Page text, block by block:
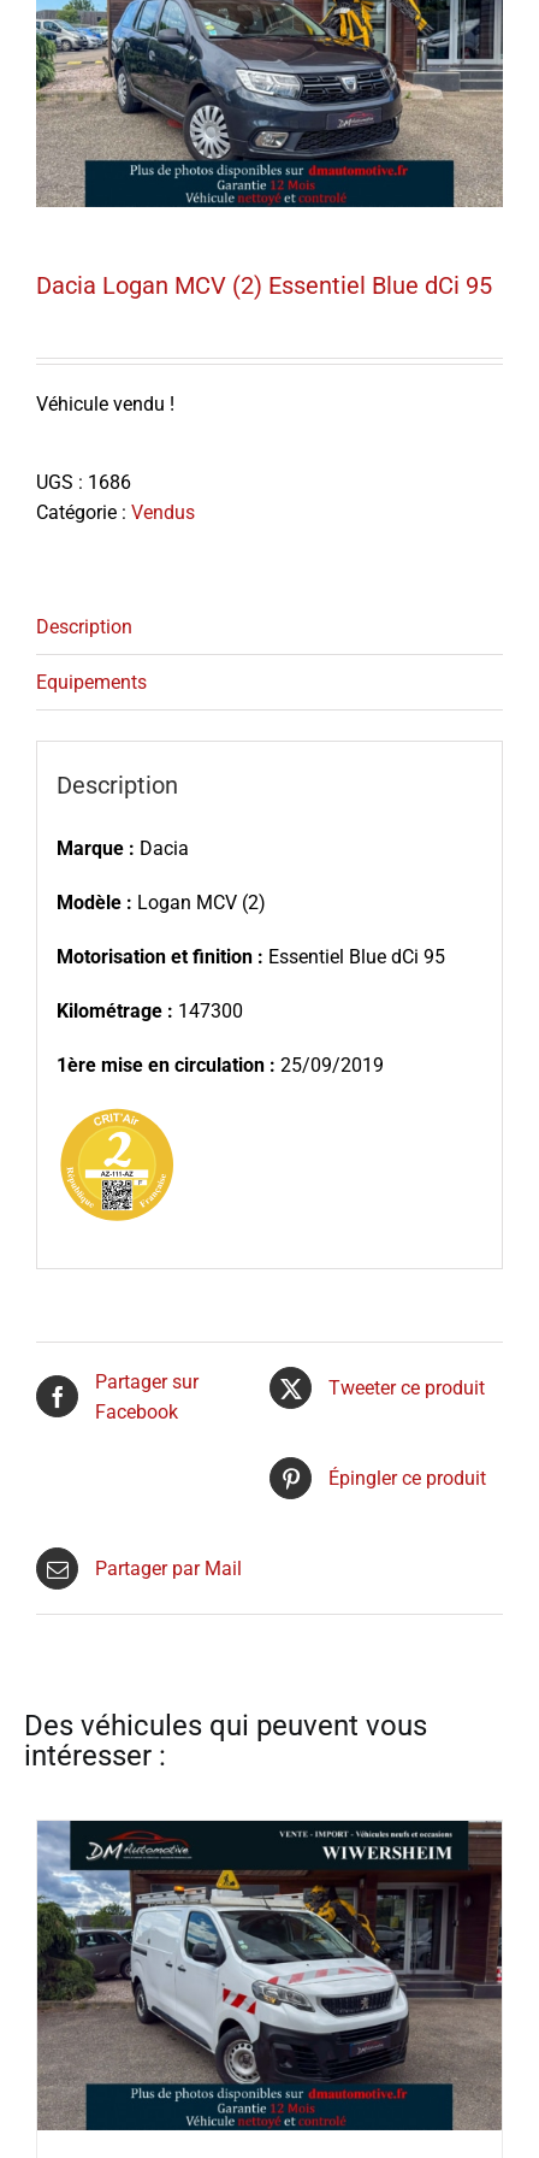
Dacia Logan MCV (2) Essentiel Blue dCi 95
Véhicule vendu !
UGS : 1686
Catégorie : Vendus
Description
Equipements
Description
Marque : Dacia
Modèle : Logan MCV (2)
Motorisation et finition : Essentiel Blue dCi 95
Kilométrage : 147300
1ère mise en circulation : 25/09/2019
Partager sur
Facebook
Tweeter ce produit
Épingler ce produit
Partager par Mail